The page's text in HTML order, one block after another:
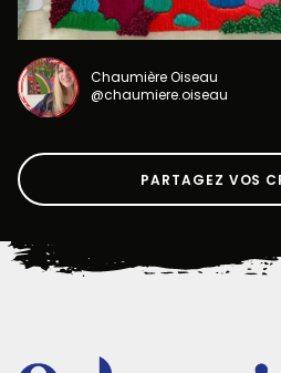
Chaumière Oiseau
@chaumiere.oiseau
PARTAGEZ VOS